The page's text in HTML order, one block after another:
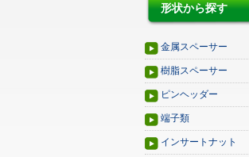
形状から探す
金属スペーサー
樹脂スペーサー
ピンヘッダー
端子類
インサートナット